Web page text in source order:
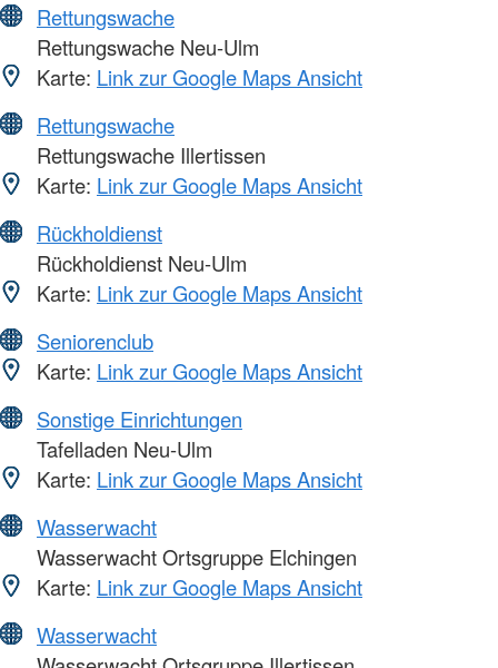
Rettungswache
Rettungswache Neu-Ulm
Karte: Link zur Google Maps Ansicht
Rettungswache
Rettungswache Illertissen
Karte: Link zur Google Maps Ansicht
Rückholdienst
Rückholdienst Neu-Ulm
Karte: Link zur Google Maps Ansicht
Seniorenclub
Karte: Link zur Google Maps Ansicht
Sonstige Einrichtungen
Tafelladen Neu-Ulm
Karte: Link zur Google Maps Ansicht
Wasserwacht
Wasserwacht Ortsgruppe Elchingen
Karte: Link zur Google Maps Ansicht
Wasserwacht